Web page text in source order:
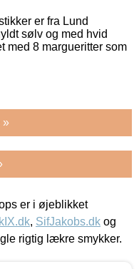
er fra Lund
sølv og med hvid
med 8 margueritter som
»
er i øjeblikket
, SifJakobs.dk og
rigtig lækre smykker.